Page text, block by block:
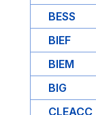
BESS
BIEF
BIEM
BIG
CLEACC